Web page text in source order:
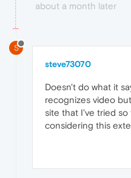
about a month later
S
steve73070
Doesn't do what it
recognizes video
site that I've tried so
considering this